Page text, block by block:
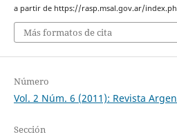
a partir de https://rasp.msal.gov.ar/
Más formatos de cita
Número
Vol. 2 Núm. 6 (2011): Revista
Sección